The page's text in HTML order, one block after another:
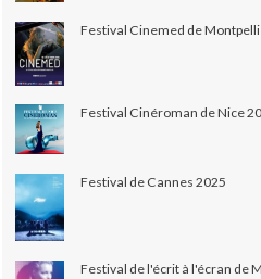
Festival Cinemed de
Festival Cinéroman de Nice
Festival de Cannes 2025
Festival de l'écrit à l'écran de